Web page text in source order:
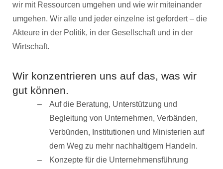
wir mit Ressourcen umgehen und wie wir miteinander
umgehen. Wir alle und jeder einzelne ist gefordert – die
Akteure in der Politik, in der Gesellschaft und in der
Wirtschaft.
Wir konzentrieren uns auf das, was wir
gut können.
Auf die Beratung, Unterstützung und
Begleitung von Unternehmen, Verbänden,
Verbünden, Institutionen und Ministerien auf
dem Weg zu mehr nachhaltigem Handeln.
Konzepte für die Unternehmensführung